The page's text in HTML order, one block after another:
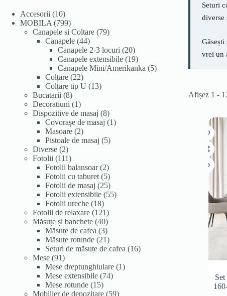
Seturi
diverse
vrei un
Afișez 1 -
Accesorii 1010
produse
MOBILA 799799
de
produse
Canapele si Coltare 7979
produse
Canapele 4444
de
produse
Canapele 2-3 locuri 2020
de
produse
Canapele extensibile 1919
produse
Canapele Mini/Amerikanka 55
Colțare 2222
de
Colțare tip U 1313
Bucatarii 88
produse
Decoratiuni 11
produs
Dispozitive de masaj 88
produse
Covorașe de masaj 11
Masoare 22
produse
Pistoale de masaj 55
Diverse 22
produse
Fotolii 111111
produse
Fotolii balansoar 22
produse
Fotolii cu taburet 55
produse
Fotolii de masaj 2525
de
Fotolii extensibile 5555
Fotolii ureche 1818
produse
Fotolii de relaxare 121121
de
produse
Măsuțe și banchete 4040
de
produse
Măsuțe de cafea 33
produse
Măsuțe rotunde 2121
de
Seturi de măsuțe de cafea 1616
Mese 9191
de
produse
Mese dreptunghiulare 11
Mese extensibile 7474
produse
Mese rotunde 1515
produse
Mobilier de depozitare 5959